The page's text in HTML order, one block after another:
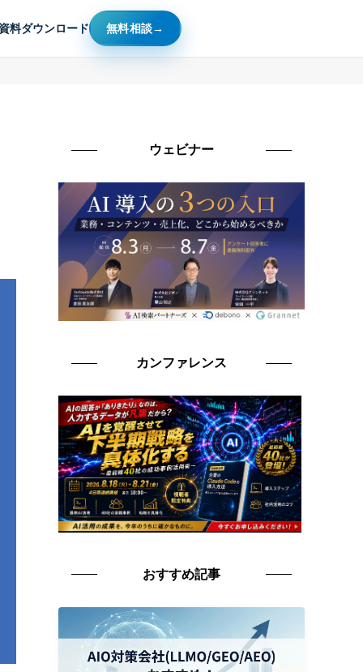
料ダウンロード 無料相談
ウェビナー
カンファレンス
おすすめ記事